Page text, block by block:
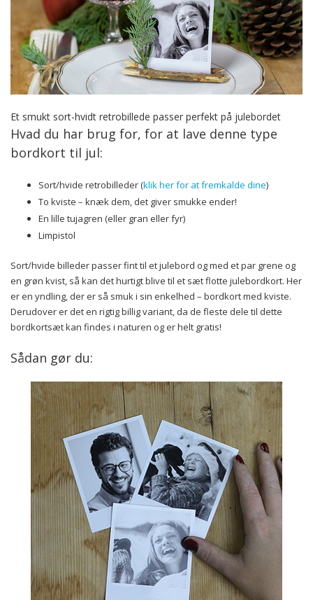
Et smukt sort-hvidt retrobillede passer perfekt på julebordet
Hvad du har brug for, for at lave denne type
bordkort til jul:
Sort/hvide retrobilleder (klik her for at fremkalde dine)
To kviste – knæk dem, det giver smukke ender!
En lille tujagren (eller gran eller fyr)
Limpistol
Sort/hvide billeder passer fint til et julebord og med et par grene og
en grøn kvist, så kan det hurtigt blive til et sæt flotte julebordkort. Her
er en yndling, der er så smuk i sin enkelhed – bordkort med kviste.
Derudover er det en rigtig billig variant, da de fleste dele til dette
bordkortsæt kan findes i naturen og er helt gratis!
Sådan gør du: